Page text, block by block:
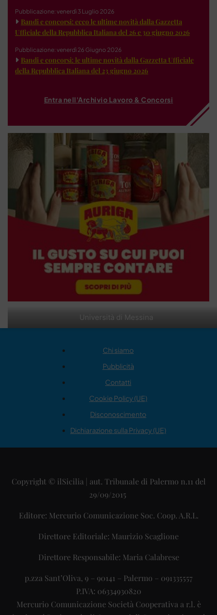
Università di Messina
Pubblicazione: venerdì 3 Luglio 2026
Bandi e concorsi: ecco le ultime novità dalla Gazzetta
Ufficiale della Repubblica Italiana del 26 e 30 giugno 2026
Pubblicazione: venerdì 26 Giugno 2026
Bandi e concorsi: le ultime novità dalla Gazzetta Ufficiale
della Repubblica Italiana del 23 giugno 2026
Entra nell'Archivio Lavoro & Concorsi
Chi siamo
Pubblicità
Contatti
Cookie Policy (UE)
Disconoscimento
Dichiarazione sulla Privacy (UE)
Copyright © ilSicilia | aut. Tribunale di Palermo n.11 del
29/09/2015
Editore: Mercurio Comunicazione Soc. Coop. A.R.L.
Direttore Editoriale: Maurizio Scaglione
Direttore Responsabile: Maria Calabrese
p.zza Sant’Oliva, 9 – 90141 – Palermo – 091335557
P.IVA: 06334930820
Mercurio Comunicazione Società Cooperativa a r.l. è